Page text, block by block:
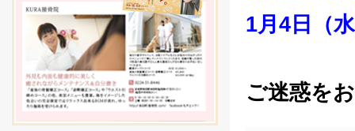
1月4日（
ご迷惑を